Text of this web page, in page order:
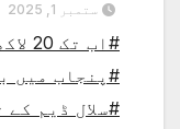
ستمبر 1, 2025
#اب تک 20 لاکھ افراد متاثر
#پنجاب میں
#سلال ڈیم